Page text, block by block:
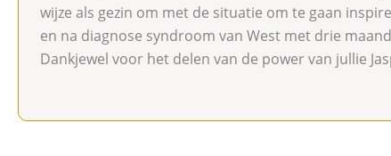
wijze als gezin om met de situatie om te gaan
en na diagnose syndroom van West met drie
Dankjewel voor het delen van de power van jullie